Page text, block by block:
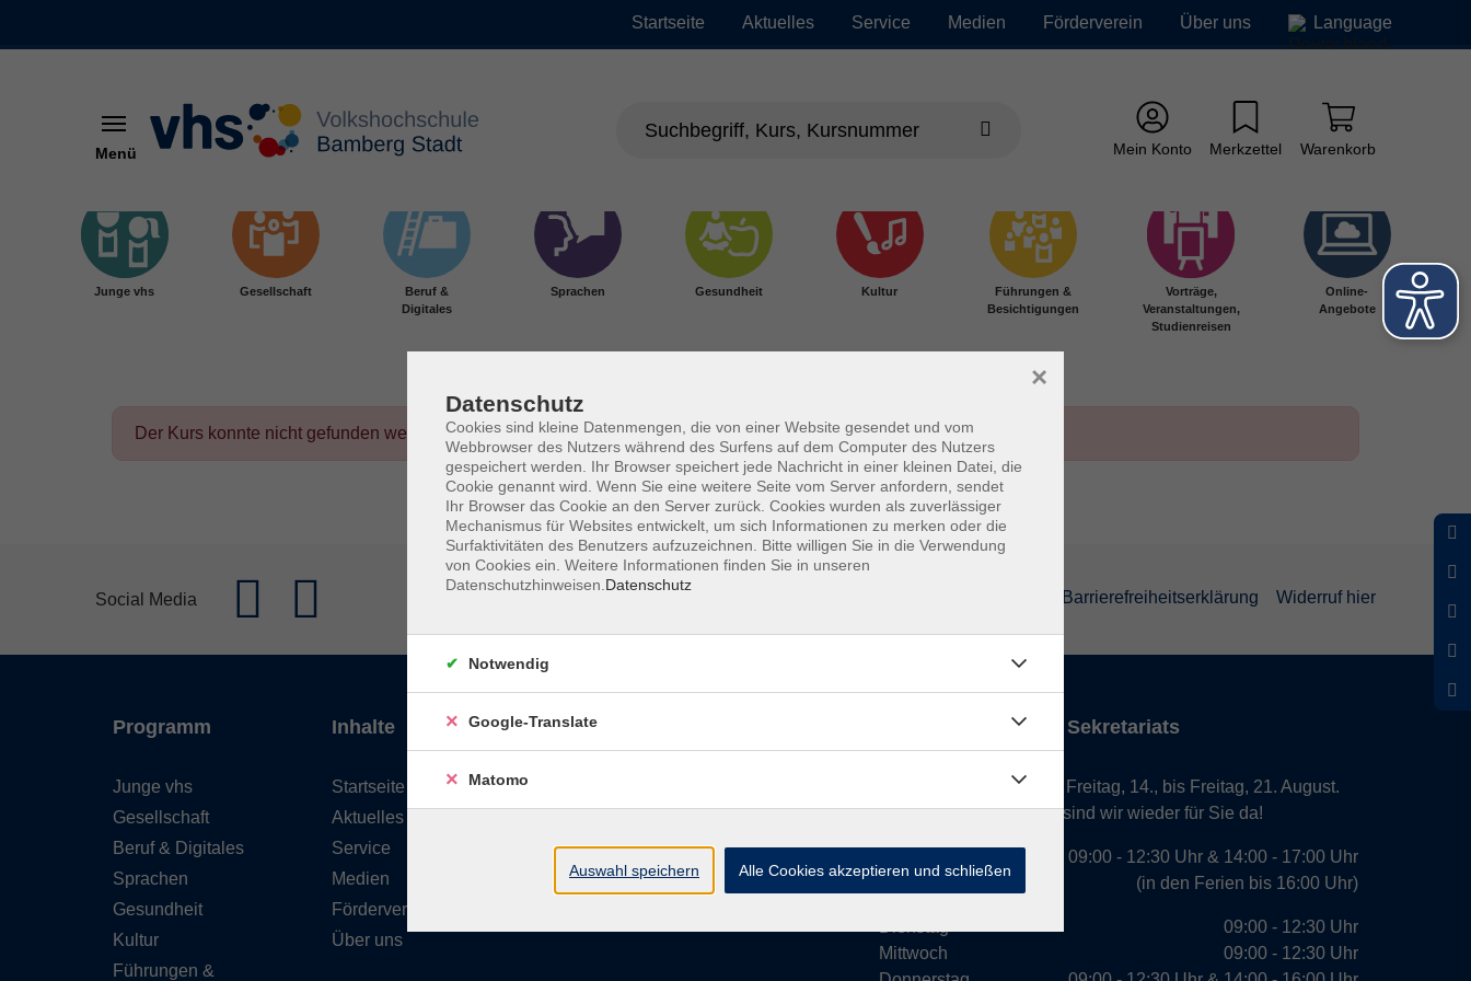
Startseite Aktuelles Service Medien Förderverein Über uns Language
Menü Mein Konto Merkzettel Warenkorb
Junge vhs Gesellschaft
Beruf &
Digitales
Sprachen Gesundheit Kultur
Führungen &
Besichtigungen
Vorträge,
Veranstaltungen,
Studienreisen
Online-
Angebote
Der Kurs konnte nicht gefunden werden.
Social Media Barrierefreiheitserklärung Widerruf hier
Programm
Junge vhs
Gesellschaft
Beruf & Digitales
Sprachen
Gesundheit
Kultur
Führungen &
Inhalte
Startseite
Aktuelles
Service
Medien
Förderverein
Über uns
vhs Bamberg Stadt
96052 Bamberg
info@vhs-bamberg.de
Tel: 0951 871108
Öffnungszeiten des Sekretariats
Wir machen Urlaub von Freitag, 14., bis Freitag, 21. August.
Ab Montag, 24. August, sind wir wieder für Sie da!
Mittwoch
09:00 - 12:30 Uhr & 14:00 - 17:00 Uhr
(in den Ferien bis 16:00 Uhr)
09:00 - 12:30 Uhr
09:00 - 12:30 Uhr
Datenschutz
Cookies sind kleine Datenmengen, die von einer Website gesendet und vom
Webbrowser des Nutzers während des Surfens auf dem Computer des Nutzers
gespeichert werden. Ihr Browser speichert jede Nachricht in einer kleinen Datei, die
Cookie genannt wird. Wenn Sie eine weitere Seite vom Server anfordern, sendet
Ihr Browser das Cookie an den Server zurück. Cookies wurden als zuverlässiger
Mechanismus für Websites entwickelt, um sich Informationen zu merken oder die
Surfaktivitäten des Benutzers aufzuzeichnen. Bitte willigen Sie in die Verwendung
von Cookies ein. Weitere Informationen finden Sie in unseren
Datenschutzhinweisen. Datenschutz
×
Notwendig
Google-Translate
Matomo
Auswahl speichern Alle Cookies akzeptieren und schließen